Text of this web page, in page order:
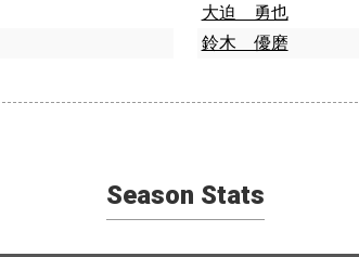
大迫 勇也
鈴木 優磨
Season Stats